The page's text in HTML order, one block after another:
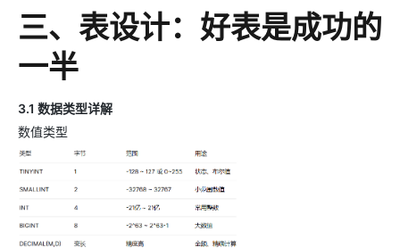
三、表设计：好表是成功的
一半
3.1 数据类型详解
数值类型